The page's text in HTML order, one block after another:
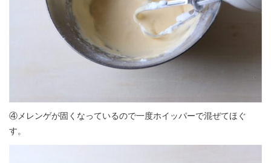
④メレンゲが固くなっているので一度ホイッパーで混ぜてほぐ
す。